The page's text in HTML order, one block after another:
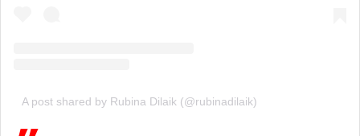
A post shared by Rubina Dilaik (@rubinadilaik)